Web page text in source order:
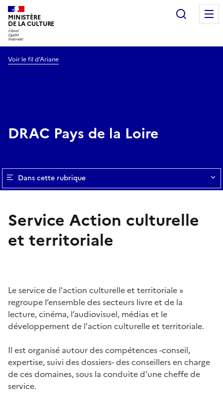
MINISTÈRE
DE LA CULTURE
Voir le fil d’Ariane
DRAC Pays de la Loire
Dans cette rubrique
Service Action culturelle
et territoriale
Le service de l'action culturelle et territoriale »
regroupe l’ensemble des secteurs livre et de la
lecture, cinéma, l’audiovisuel, médias et le
développement de l'action culturelle et territoriale.
Il est organisé autour des compétences -conseil,
expertise, suivi des dossiers- des conseillers en charge
de ces domaines, sous la conduite d’une cheffe de
service.